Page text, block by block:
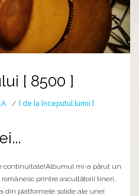
[ 8500 ]
[ de la începutul lumii ]
continuitate!Albumul mi-a părut un
printre ascultătorii tineri,
din platformele solide ale unei